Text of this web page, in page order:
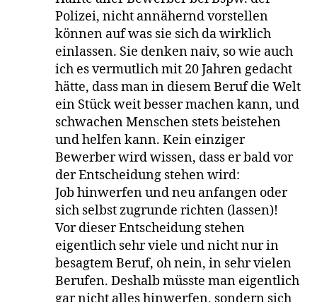
Polizei, nicht annähernd vorstellen
können auf was sie sich da wirklich
einlassen. Sie denken naiv, so wie auch
ich es vermutlich mit 20 Jahren gedacht
hätte, dass man in diesem Beruf die Welt
ein Stück weit besser machen kann, und
schwachen Menschen stets beistehen
und helfen kann. Kein einziger
Bewerber wird wissen, dass er bald vor
der Entscheidung stehen wird:
Job hinwerfen und neu anfangen oder
sich selbst zugrunde richten (lassen)!
Vor dieser Entscheidung stehen
eigentlich sehr viele und nicht nur in
besagtem Beruf, oh nein, in sehr vielen
Berufen. Deshalb müsste man eigentlich